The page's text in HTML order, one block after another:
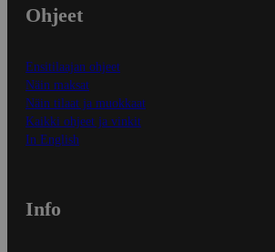
Ohjeet
Ensitilaajan ohjeet
Näin maksat
Näin tilaat ja muokkaat
Kaikki ohjeet ja vinkit
In English
Info